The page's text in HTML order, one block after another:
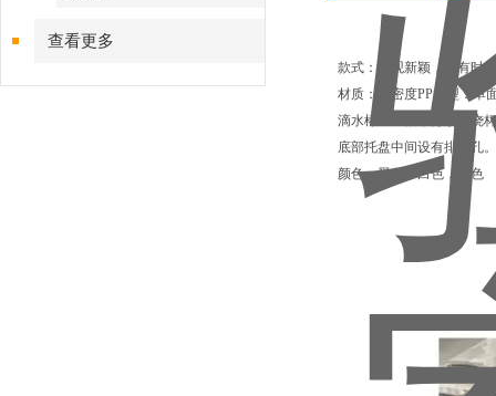
查看更多
款式：外观新颖，具有时
材质：高密度PP类型：单
滴水棒：50根，分别配烧
底部托盘中间设有排水孔
颜色：黑色，白色，灰色